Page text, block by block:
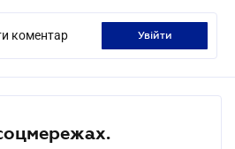
коментар увійти